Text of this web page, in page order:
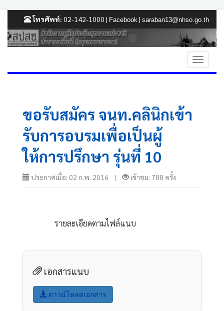
โทรศัพท์: 02-142-1000 | Facebook | saraban13@nhso.go.th
ขอรับสมัคร จนท.คลินิกเข้า
รับการอบรมเพื่อเป็นผู้
ให้การปรึกษา รุ่นที่ 10
ประกาศเมื่อ: 02 ก.พ. 2016 | เข้าชม: 788 ครั้ง
                รายละเอียดตามไฟล์แนบ
เอกสารแนบ
ดาวน์โหลดเอกสาร